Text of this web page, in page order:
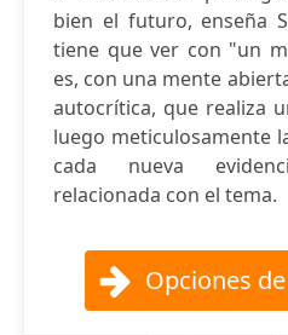
bien el futuro, enseña
tiene que ver con "un
es, con una mente
autocrítica, que realiza
luego meticulosamente
cada nueva
relacionada con el tema.
Opciones